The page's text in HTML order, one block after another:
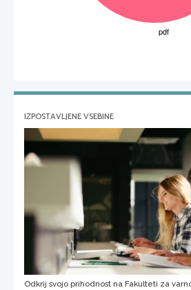
IZPOSTAVLJENE VSEBINE
Odkrij svojo prihodnost na Fakulteti za